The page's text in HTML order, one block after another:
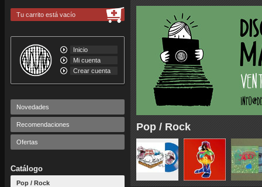
Pop / Rock
Tu carrito está vacío
Inicio
Mi cuenta
Crear cuenta
Novedades
Recomendaciones
Ofertas
Catálogo
Pop / Rock